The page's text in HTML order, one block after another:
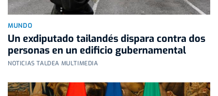
MUNDO
Un exdiputado tailandés dispara contra dos
personas en un edificio gubernamental
NOTICIAS TALDEA MULTIMEDIA